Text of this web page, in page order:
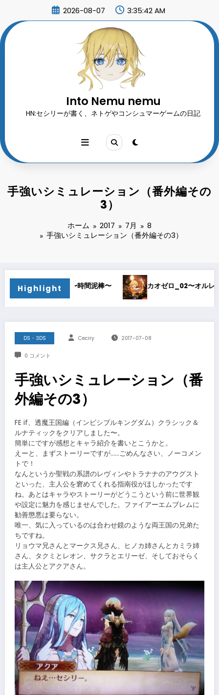
ン
ツ
2026-08-07 3:35:45 AM
Into Nemu nemu
HN:セシリーが書く、ネトゲやコンシュマーゲームの日記
手強いシミュレーション（番外編その
3）
ホーム 2017 7月
8
手強いシミュレーション（番外編その3）
Highlight
ア考察〜 カオゼロ_01〜どストライク〜
DS・3DS Ceciry 2017-07-08
0 コメント
手強いシミュレーション（番
外編その3）
FE if、透魔王国編（インビシブルキングダム）クラシック＆
ルナティックをクリアしました〜。
簡単にですが感想とキャラ紹介を書いとこうかと。
えーと、まずストーリーですが……ごめんなさい、ノーコメン
トで！
なんというか聖戦の系譜のレヴィンやトラナナのアウグスト
といった、主人公を窘めてくれる指南役がほしかったです
ね。あとはキャラやストーリーがどうこうという前に世界観
や設定に魅力を感じませんでした。ファイアーエムブレムに
勧善懲悪は要らない。
唯一、気に入っているのは合わせ鏡のような両王国の兄弟た
ちですね。
リョウマ兄さんとマークス兄さん、ヒノカ姉さんとカミラ姉
さん、タクミとレオン、サクラとエリーゼ、そしておそらく
は主人公とアクアさん。